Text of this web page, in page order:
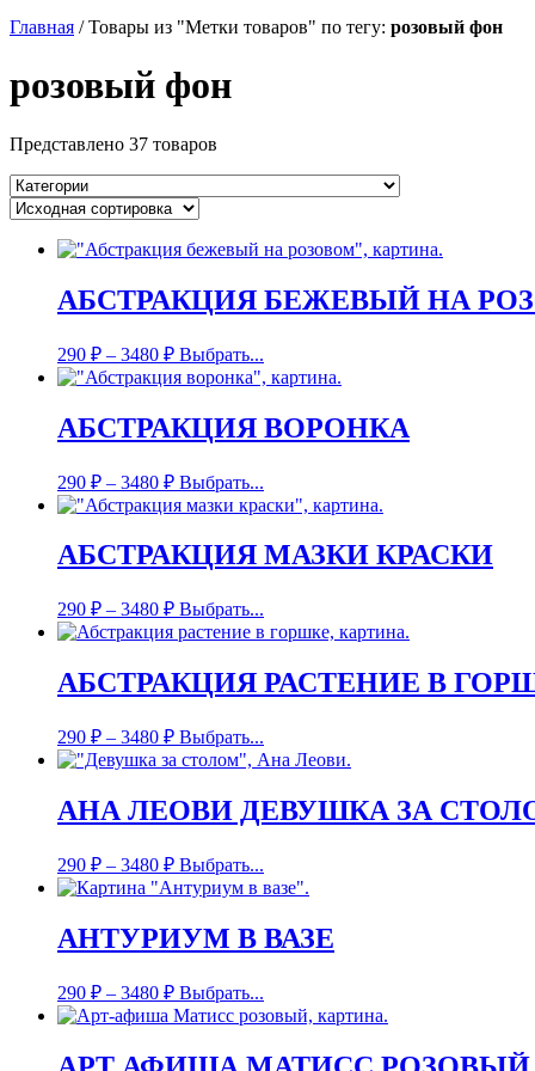
Главная /Товары из "Метки товаров" по тегу: розовый фон
розовый фон
Представлено 37 товаров
АБСТРАКЦИЯ БЕЖЕВЫЙ НА
290 ₽ – 3480 ₽ Выбрать...
АБСТРАКЦИЯ ВОРОНКА
290 ₽ – 3480 ₽ Выбрать...
АБСТРАКЦИЯ МАЗКИ КРАСКИ
290 ₽ – 3480 ₽ Выбрать...
АБСТРАКЦИЯ РАСТЕНИЕ В
290 ₽ – 3480 ₽ Выбрать...
АНА ЛЕОВИ ДЕВУШКА ЗА
290 ₽ – 3480 ₽ Выбрать...
АНТУРИУМ В ВАЗЕ
290 ₽ – 3480 ₽ Выбрать...